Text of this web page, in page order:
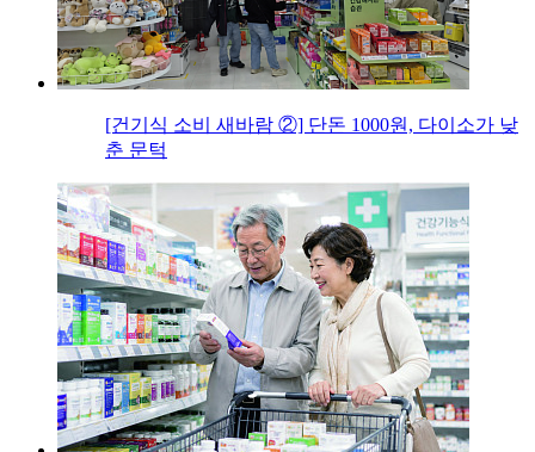
[건기식 소비 새바람 ②] 단돈 1000원, 다이소가 낮
춘 문턱